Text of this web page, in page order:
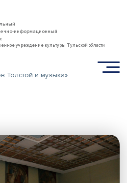
информационный
учреждение культуры Тульской области
Толстой и музыка»